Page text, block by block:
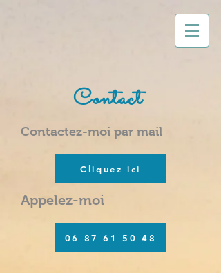
Contact
Contactez-moi par mail
Cliquez ici
Appelez-moi
06 87 61 50 48